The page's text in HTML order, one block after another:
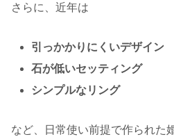
さらに、近年は
引っかかりにくいデザイン
石が低いセッティング
シンプルなリング
など、日常使い前提で作られた